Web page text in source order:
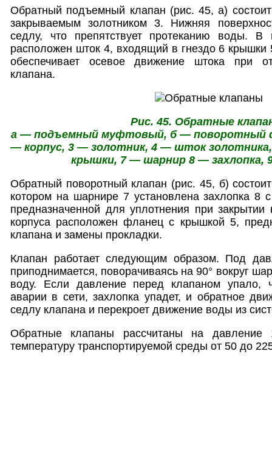
Обратный подъемный клапан (рис. 45, а)
закрываемым золотником 3. Нижняя
седлу, что препятствует протеканию воды. В
расположен шток 4, входящий в гнездо 6 крышки
обеспечивает осевое движение штока при
клапана.
Рис. 45. Обратные
а — подъемный муфтовый, б — поворотный
— корпус, 3 — золотник, 4 — шток
крышки, 7 — шарнир 8 — захлопка,
Обратный поворотный клапан (рис. 45, б)
котором на шарнире 7 установлена захлопка 8
предназначенной для уплотнения при
корпуса расположен фланец с крышкой 5,
клапана и замены прокладки.
Клапан работает следующим образом. Под
приподнимается, поворачиваясь на 90° вокруг
воду. Если давление перед клапаном упало,
аварии в сети, захлопка упадет, и обратное
седлу клапана и перекроет движение воды из
Обратные клапаны рассчитаны на
температуру транспортируемой среды от 50 до